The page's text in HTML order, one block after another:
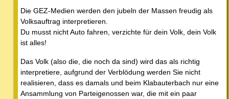
Die GEZ-Medien werden den jubeln der Massen freudig als
Volksauftrag interpretieren.
Du musst nicht Auto fahren, verzichte für dein Volk, dein Volk
ist alles!
Das Volk (also die, die noch da sind) wird das als richtig
interpretiere, aufgrund der Verblödung werden Sie nicht
realisieren, dass es damals und beim Klabauterbach nur eine
Ansammlung von Parteigenossen war, die mit ein paar